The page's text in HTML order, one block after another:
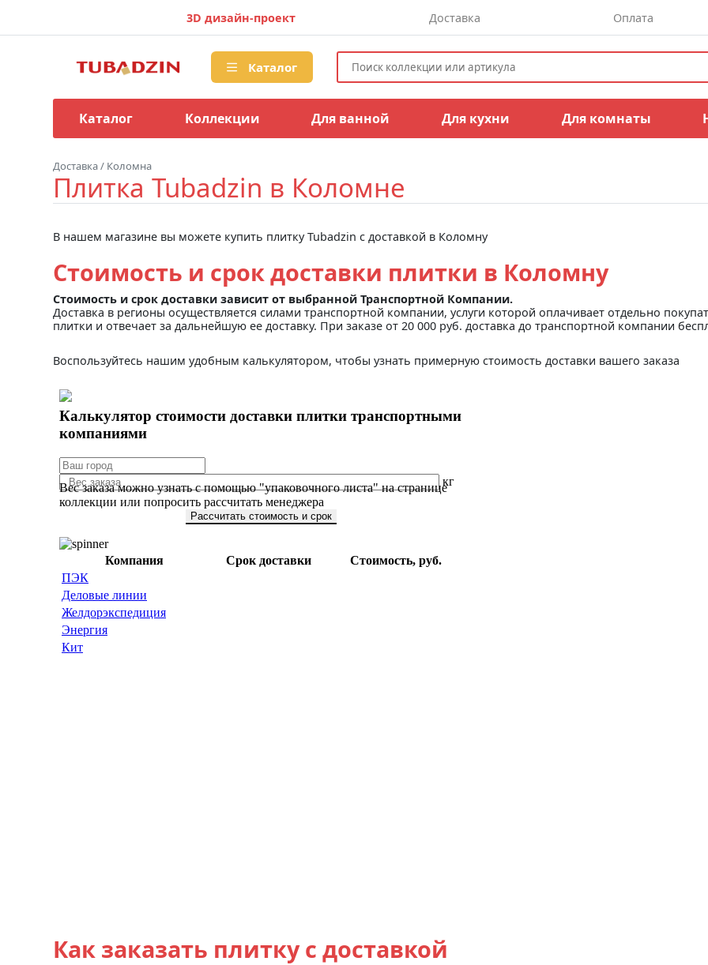
3D дизайн-проект Доставка Оплата
Каталог
Каталог Коллекции Для ванной Для кухни Для комнаты
Доставка/ Коломна
Плитка Tubadzin в Коломне
В нашем магазине вы можете купить плитку Tubadzin с доставкой в Коломну
Стоимость и срок доставки плитки в Коломну
Стоимость и срок доставки зависит от выбранной Транспортной Компании.
Доставка в регионы осуществляется силами транспортной компании, услуги которой оплачивает отдельно
плитки и отвечает за дальнейшую ее доставку. При заказе от 20 000 руб. доставка до транспортной компании
Воспользуйтесь нашим удобным калькулятором, чтобы узнать примерную стоимость доставки вашего заказа
Как заказать плитку с доставкой